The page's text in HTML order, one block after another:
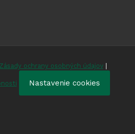
Zásady ochrany osobných údajov|
Nastavenie cookies